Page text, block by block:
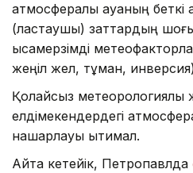
атмосфералық ауаның беткі
(ластаушы) заттардың
қысқамерзімді
жеңіл жел, тұман,
Қолайсыз метеорологиялық
елдімекендердегі
нашарлауы ықтимал.
Айта кетейік, Петропавлда